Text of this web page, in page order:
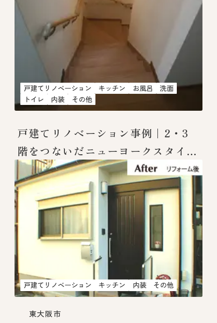
戸建てリノベーション キッチン お風呂
洗面
トイレ
内装 その他
戸建てリノベーション事例｜2・3
階をつないだニューヨークスタイル
の住まい
戸建てリノベーション キッチン 内装 その他
東大阪市